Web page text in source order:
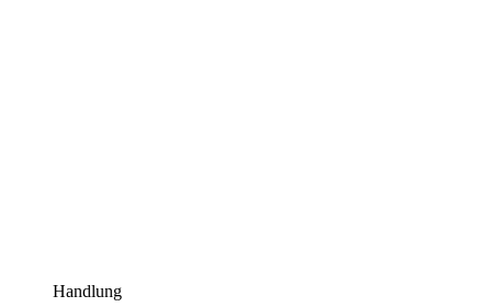
Handlung